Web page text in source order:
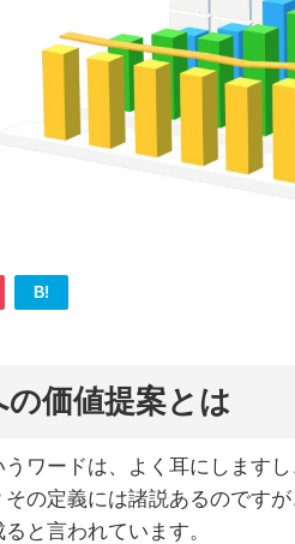
B!
の価値提案とは
うワードは、よく耳にします
の定義には諸説あるのです
と言われています。